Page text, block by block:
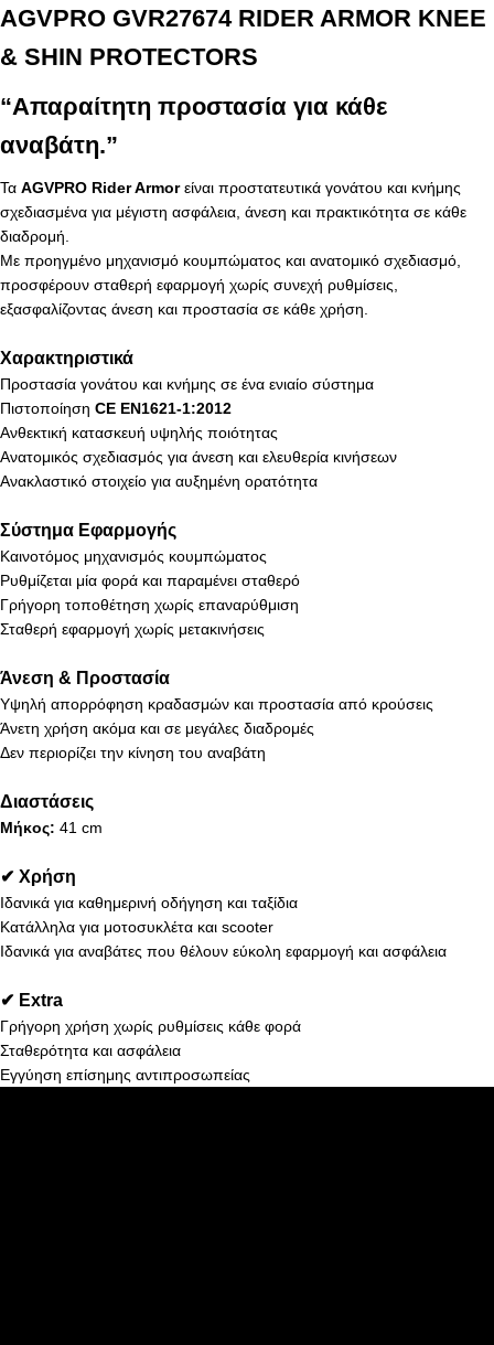
AGVPRO GVR27674 RIDER ARMOR KNEE
& SHIN PROTECTORS
“Απαραίτητη προστασία για κάθε
αναβάτη.”
Τα AGVPRO Rider Armorείναι προστατευτικά γονάτου και κνήμης
σχεδιασμένα για μέγιστη ασφάλεια, άνεση και πρακτικότητα σε κάθε
διαδρομή.
Με προηγμένο μηχανισμό κουμπώματος και ανατομικό σχεδιασμό,
προσφέρουν σταθερή εφαρμογή χωρίς συνεχή ρυθμίσεις,
εξασφαλίζοντας άνεση και προστασία σε κάθε χρήση.
Χαρακτηριστικά
Προστασία γονάτου και κνήμης σε ένα ενιαίο σύστημα
Πιστοποίηση CE EN1621-1:2012
Ανθεκτική κατασκευή υψηλής ποιότητας
Ανατομικός σχεδιασμός για άνεση και ελευθερία κινήσεων
Ανακλαστικό στοιχείο για αυξημένη ορατότητα
Σύστημα Εφαρμογής
Καινοτόμος μηχανισμός κουμπώματος
Ρυθμίζεται μία φορά και παραμένει σταθερό
Γρήγορη τοποθέτηση χωρίς επαναρύθμιση
Σταθερή εφαρμογή χωρίς μετακινήσεις
Άνεση & Προστασία
Υψηλή απορρόφηση κραδασμών και προστασία από κρούσεις
Άνετη χρήση ακόμα και σε μεγάλες διαδρομές
Δεν περιορίζει την κίνηση του αναβάτη
Διαστάσεις
Μήκος: 41 cm
✔ Χρήση
Ιδανικά για καθημερινή οδήγηση και ταξίδια
Κατάλληλα για μοτοσυκλέτα και scooter
Ιδανικά για αναβάτες που θέλουν εύκολη εφαρμογή και ασφάλεια
✔ Extra
Γρήγορη χρήση χωρίς ρυθμίσεις κάθε φορά
Σταθερότητα και ασφάλεια
Εγγύηση επίσημης αντιπροσωπείας